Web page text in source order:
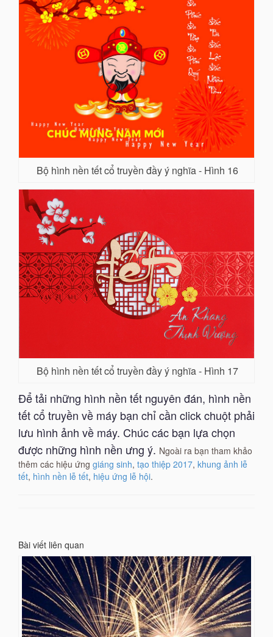
Bộ hình nền tết cổ truyền đầy ý nghĩa - Hình 16
Bộ hình nền tết cổ truyền đầy ý nghĩa - Hình 17
Để tải những hình nền tết nguyên đán, hình nền
tết cổ truyền về máy bạn chỉ cần click chuột phải
lưu hình ảnh về máy. Chúc các bạn lựa chọn
được những hình nền ưng ý. Ngoài ra bạn tham khảo
thêm các hiệu ứng giáng sinh, tạo thiệp 2017, khung ảnh lễ
tết, hình nền lễ tết, hiệu ứng lễ hội.
Bài viết liên quan